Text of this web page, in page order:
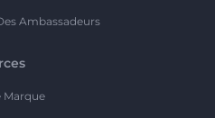
Ambassadeurs
Marque